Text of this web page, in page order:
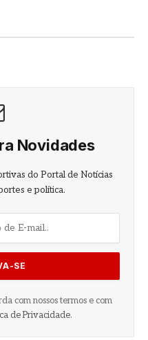
Novidades
do Portal de Notícias
e política.
com nossos termos e com
de Privacidade.